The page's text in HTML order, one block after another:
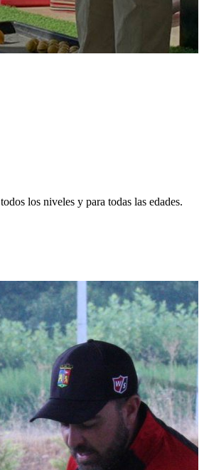
los niveles y para todas las edades.